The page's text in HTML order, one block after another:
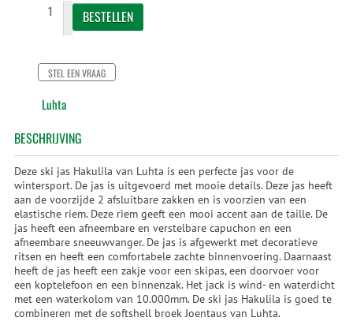
STEL EEN VRAAG
Luhta
BESCHRIJVING
Deze ski jas Hakulila van Luhta is een perfecte jas voor de
wintersport. De jas is uitgevoerd met mooie details. Deze jas heeft
aan de voorzijde 2 afsluitbare zakken en is voorzien van een
elastische riem. Deze riem geeft een mooi accent aan de taille. De
jas heeft een afneembare en verstelbare capuchon en een
afneembare sneeuwvanger. De jas is afgewerkt met decoratieve
ritsen en heeft een comfortabele zachte binnenvoering. Daarnaast
heeft de jas heeft een zakje voor een skipas, een doorvoer voor
een koptelefoon en een binnenzak. Het jack is wind- en waterdicht
met een waterkolom van 10.000mm. De ski jas Hakulila is goed te
combineren met de softshell broek Joentaus van Luhta.